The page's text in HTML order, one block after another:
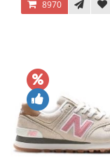
8970